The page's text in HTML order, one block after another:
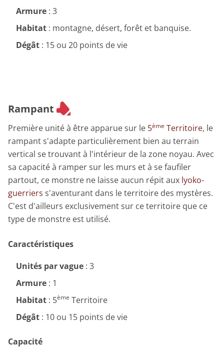
Armure : 3
Habitat : montagne, désert, forêt et banquise.
Dégât : 15 ou 20 points de vie
Rampant
Première unité à être apparue sur le 5ème Territoire, le
rampant s'adapte particulièrement bien au terrain
vertical se trouvant à l'intérieur de la zone noyau. Avec
sa capacité à ramper sur les murs et à se faufiler
partout, ce monstre ne laisse aucun répit aux lyoko-
guerriers s'aventurant dans le territoire des mystères.
C'est d'ailleurs exclusivement sur ce territoire que ce
type de monstre est utilisé.
Caractéristiques
Unités par vague : 3
Armure : 1
Habitat : 5ème Territoire
Dégât : 10 ou 15 points de vie
Capacité